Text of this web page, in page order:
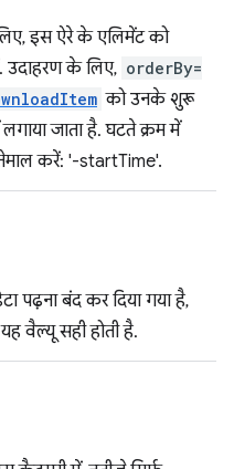
इस ऐरे के एलिमेंट को
उदाहरण के लिए, orderBy=
को उनके शुरू
जाता है. घटते क्रम में
करें: '-startTime'.
पढ़ना बंद कर दिया गया है,
वैल्यू सही होती है.